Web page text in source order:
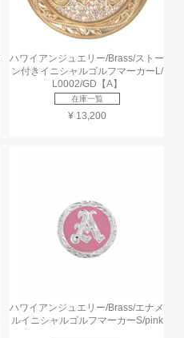
ハワイアンジュエリー/Brass/ストー
ン付きイニシャルゴルフマーカーL/
L0002/GD【A】
在庫一覧
¥ 13,200
ハワイアンジュエリー/Brass/エナメ
ルイニシャルゴルフマーカーS/pink